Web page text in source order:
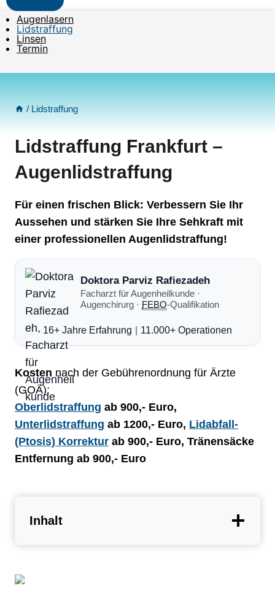
Augenlasern
Lidstraffung
Linsen
Termin
/ Lidstraffung
Lidstraffung Frankfurt –
Augenlidstraffung
Für einen frischen Blick: Verbessern Sie Ihr
Aussehen und stärken Sie Ihre Sehkraft mit
einer professionellen Augenlidstraffung!
Doktora Parviz Rafiezadeh
Facharzt für Augenheilkunde ·
Augenchirurg · FEBO-Qualifikation
16+ Jahre Erfahrung 11.000+ Operationen
Kosten nach der Gebührenordnung für Ärzte
(GOÄ):
Oberlidstraffung ab 900,- Euro,
Unterlidstraffung ab 1200,- Euro, Lidabfall-
(Ptosis) Korrektur ab 900,- Euro, Tränensäcke
Entfernung ab 900,- Euro
Inhalt